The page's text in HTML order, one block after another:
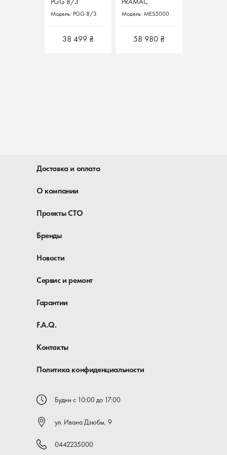
KARCHER
Модель: PGG 8/3
38 499 ₴
KARCHER
Модель: PGG 8/3
38 499 ₴
MES5000 - 4,6
Модель: MES5000
58 980 ₴
MES5000 - 4,6
Модель: MES5000
58 980 ₴
Доставка и оплата
О компании
Проекты СТО
Бренды
Новости
Сервис и ремонт
Гарантии
F.A.Q.
Контакты
Политика конфиденциальности
Будни с 10:00 до 17:00
ул. Ивана Дзюбы, 9
0442235000